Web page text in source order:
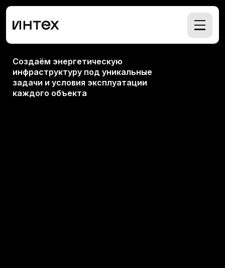
Создаём энергетическую
инфраструктуру под уникальные
задачи и условия эксплуатации
каждого объекта